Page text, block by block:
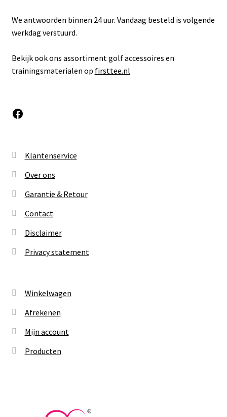
We antwoorden binnen 24 uur. Vandaag besteld is volgende
werkdag verstuurd.
Bekijk ook ons assortiment golf accessoires en
trainingsmaterialen op firsttee.nl
Facebook
Klantenservice
Over ons
Garantie & Retour
Contact
Disclaimer
Privacy statement
Winkelwagen
Afrekenen
Mijn account
Producten